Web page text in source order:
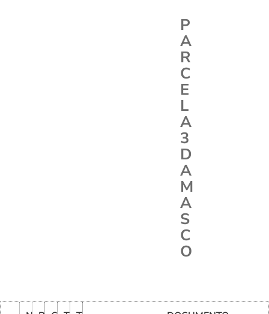
P
A
R
C
E
L
A
3
D
A
M
A
S
C
O